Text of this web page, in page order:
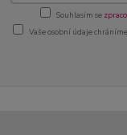
Souhlasím se
Vaše osobní údaje